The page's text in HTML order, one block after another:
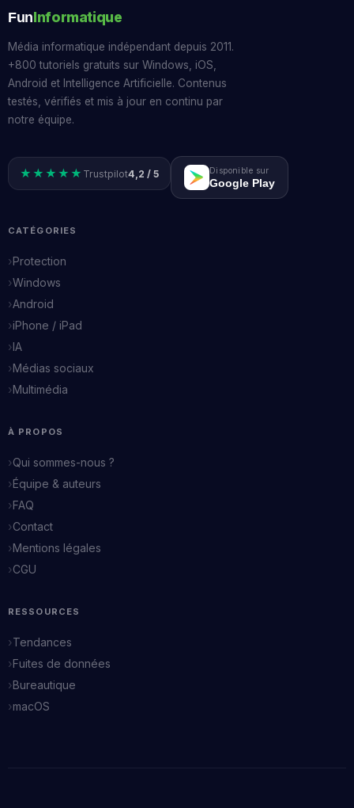
FunInformatique
Média informatique indépendant depuis 2011.
+800 tutoriels gratuits sur Windows, iOS,
Android et Intelligence Artificielle. Contenus
testés, vérifiés et mis à jour en continu par
notre équipe.
★★★★★ Trustpilot4,2 / 5 Disponible sur
Google Play
CATÉGORIES
Protection
Windows
Android
iPhone / iPad
IA
Médias sociaux
Multimédia
À PROPOS
Qui sommes-nous ?
Équipe & auteurs
FAQ
Contact
Mentions légales
CGU
RESSOURCES
Tendances
Fuites de données
Bureautique
macOS